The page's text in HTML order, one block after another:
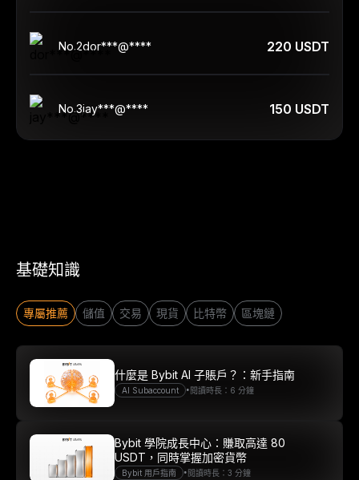
No.2dor***@**** 220 USDT
No.3jay***@**** 150 USDT
基礎知識
專屬推薦 儲值 交易 現貨 比特幣 區塊鏈
AI Subaccount •閱讀時長：6 分鐘
什麼是 Bybit AI 子賬戶？：新手指南
Bybit 用戶指南 •閱讀時長：3 分鐘
Bybit 學院成長中心：賺取高達 80
USDT，同時掌握加密貨幣
$20 USDT 助您從容開啓交
立即註冊並儲值，$20 輕鬆到手